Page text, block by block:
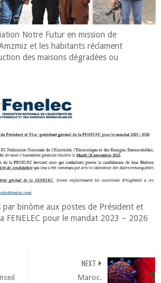
Notre Futur en mission de
et les habitants réclament
des maisons dégradées ou
binôme aux postes de Président et
FENELEC pour le mandat 2023 – 2026
NEXT
Maroc.